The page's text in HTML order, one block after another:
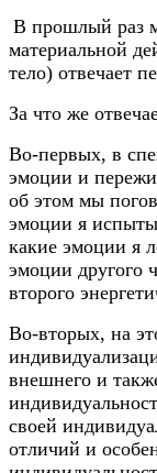
В прошлый раз
материальной
тело) отвечает
За что же
Во-первых, в
эмоции и
об этом мы
эмоции я
какие эмоции я
эмоции другого
второго
Во-вторых, на
внешнего и
своей
отличий и